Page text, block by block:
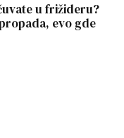
u frižideru?
evo gde